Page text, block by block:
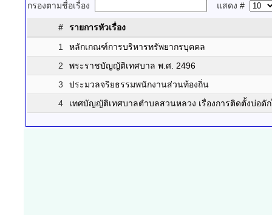
กรองตามชื่อเรื่อง แสดง #
#
รายการหัวเรื่อง
1
หลักเกณฑ์การบริหารทรัพยากรบุคคล
2
พระราชบัญญัติเทศบาล พ.ศ. 2496
3
ประมวลจริยธรรมพนักงานส่วนท้องถิ่น
4
เทศบัญญัติเทศบาลตำบลสวนหลวง เรื่องการติดตั้งบ่อดั